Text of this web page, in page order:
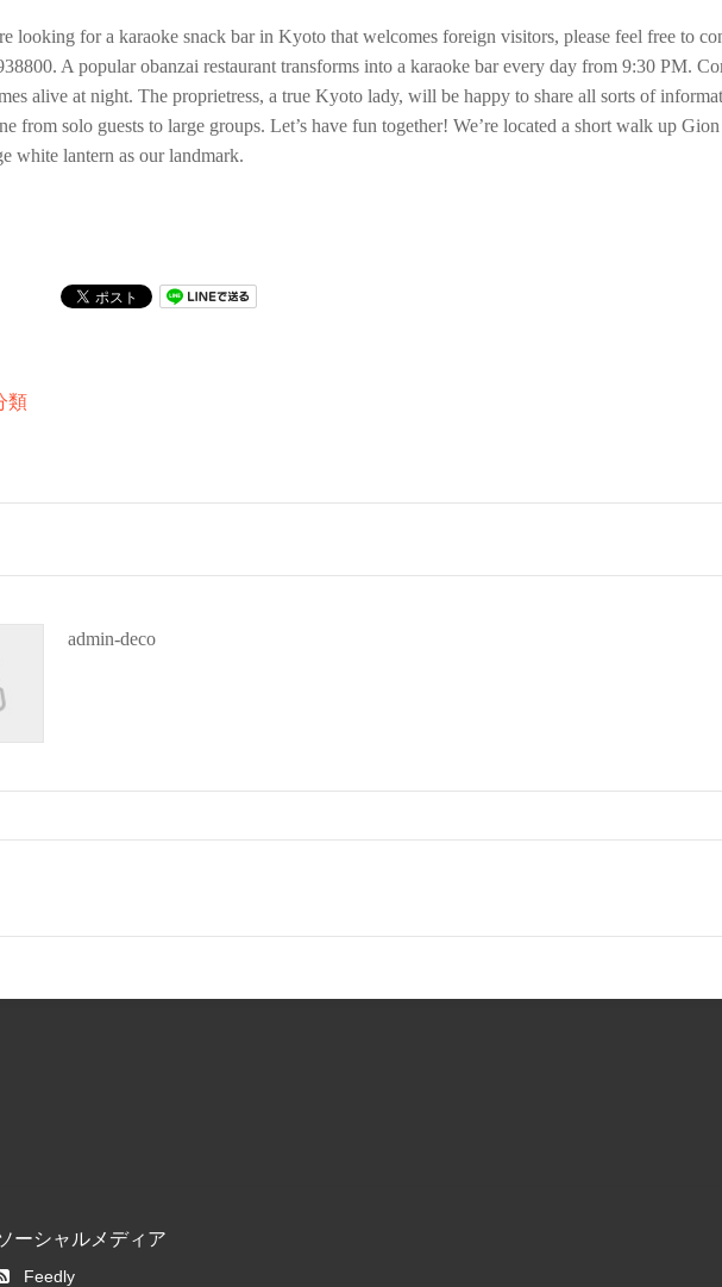
looking for a karaoke snack bar in Kyoto that welcomes foreign visitors, please feel free to
A popular obanzai restaurant transforms into a karaoke bar every day from 9:30 PM.
alive at night. The proprietress, a true Kyoto lady, will be happy to share all sorts of
from solo guests to large groups. Let’s have fun together! We’re located a short walk up
white lantern as our landmark.
類
admin-deco
ーシャルメディア
Feedly